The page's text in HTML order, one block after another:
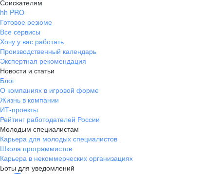
Соискателям
hh PRO
Готовое резюме
Все сервисы
Хочу у вас работать
Производственный календарь
Экспертная рекомендация
Новости и статьи
Блог
О компаниях в игровой форме
Жизнь в компании
ИТ-проекты
Рейтинг работодателей России
Молодым специалистам
Карьера для молодых специалистов
Школа программистов
Карьера в некоммерческих организациях
Боты для уведомлений